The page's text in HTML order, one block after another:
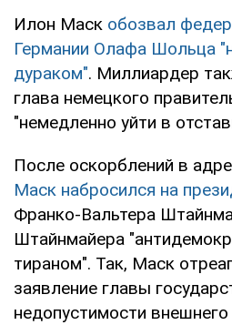
Илон Маск обозвал
Германии Олафа Шольца
дураком". Миллиардер
глава немецкого
"немедленно уйти в
После оскорблений в
Маск набросился на
Франко-Вальтера
Штайнмайера
тираном". Так, Маск
заявление главы
недопустимости